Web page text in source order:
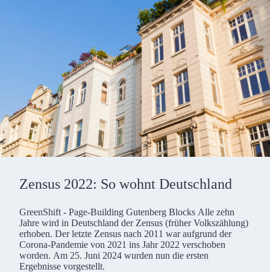
Zensus 2022: So wohnt Deutschland
GreenShift - Page-Building Gutenberg Blocks Alle zehn
Jahre wird in Deutschland der Zensus (früher Volkszählung)
erhoben. Der letzte Zensus nach 2011 war aufgrund der
Corona-Pandemie von 2021 ins Jahr 2022 verschoben
worden. Am 25. Juni 2024 wurden nun die ersten
Ergebnisse vorgestellt.